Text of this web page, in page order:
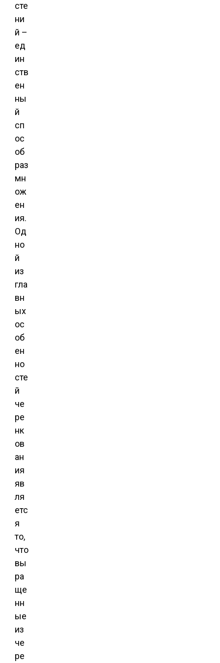
сте
ни
й –
ед
ин
ств
ен
ны
й
сп
ос
об
раз
мн
ож
ен
ия.
Од
но
й
из
гла
вн
ых
ос
об
ен
но
сте
й
че
ре
нк
ов
ан
ия
яв
ля
етс
я
то,
что
вы
ра
ще
нн
ые
из
че
ре